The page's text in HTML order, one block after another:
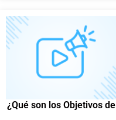
¿Qué son los Objetivos de